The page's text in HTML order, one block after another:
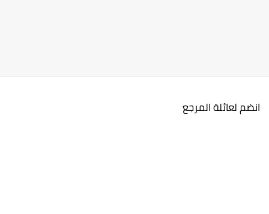
انضم لعائلة المرجع